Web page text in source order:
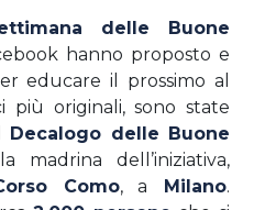
delle Buone
hanno proposto e
educare il prossimo al
più originali, sono state
Decalogo delle Buone
madrina dell’iniziativa,
Como, a Milano.